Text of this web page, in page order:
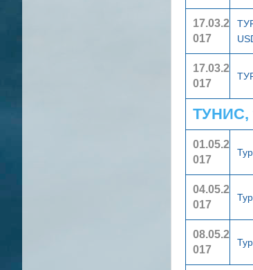
17.03.2
017
17.03.2
017
ТУНИС,
01.05.2
017
04.05.2
017
08.05.2
017